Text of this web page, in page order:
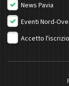
News Pavia
Eventi Nord-
Accetto